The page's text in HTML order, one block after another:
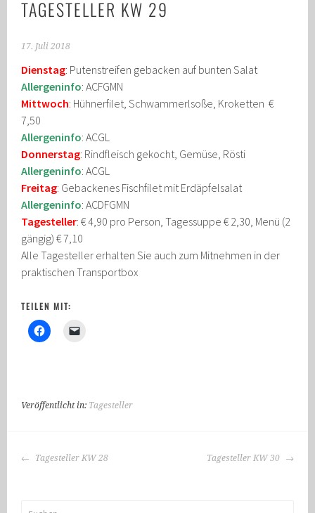
TAGESTELLER KW 29
17. Juli 2018
Dienstag: Putenstreifen gebacken auf bunten Salat
Allergeninfo: ACFGMN
Mittwoch: Hühnerfilet, Schwammerlsoße, Kroketten €
7,50
Allergeninfo: ACGL
Donnerstag: Rindfleisch gekocht, Gemüse, Rösti
Allergeninfo: ACGL
Freitag: Gebackenes Fischfilet mit Erdäpfelsalat
Allergeninfo: ACDFGMN
Tagesteller: € 4,90 pro Person, Tagessuppe € 2,30, Menü (2
gängig) € 7,10
Alle Tagesteller erhalten Sie auch zum Mitnehmen in der
praktischen Transportbox
TEILEN MIT:
Veröffentlicht in: Tagesteller
BEITRAGS-
Tagesteller KW 28 Tagesteller KW 30
Suchen